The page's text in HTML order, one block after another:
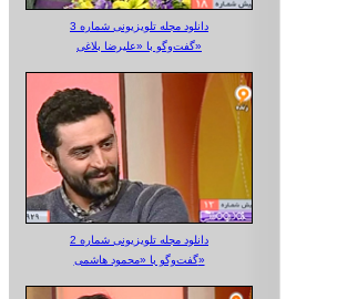
دانلود مجله تلویزیونی شماره 3
گفت‌وگو با «علیرضا بلاغی»
دانلود مجله تلویزیونی شماره 2
گفت‌وگو با «محمود هاشمی»